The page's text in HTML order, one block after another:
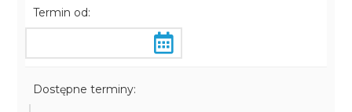
Termin od:
Dostępne terminy: